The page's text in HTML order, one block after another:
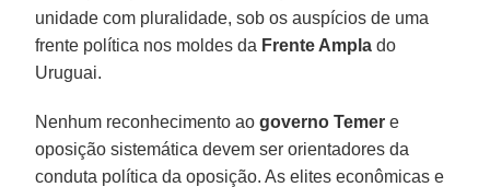
unidade com pluralidade, sob os auspícios de uma
frente política nos moldes da Frente Ampla do
Uruguai.
Nenhum reconhecimento aogoverno Temer e
oposição sistemática devem ser orientadores da
conduta política da oposição. As elites econômicas e